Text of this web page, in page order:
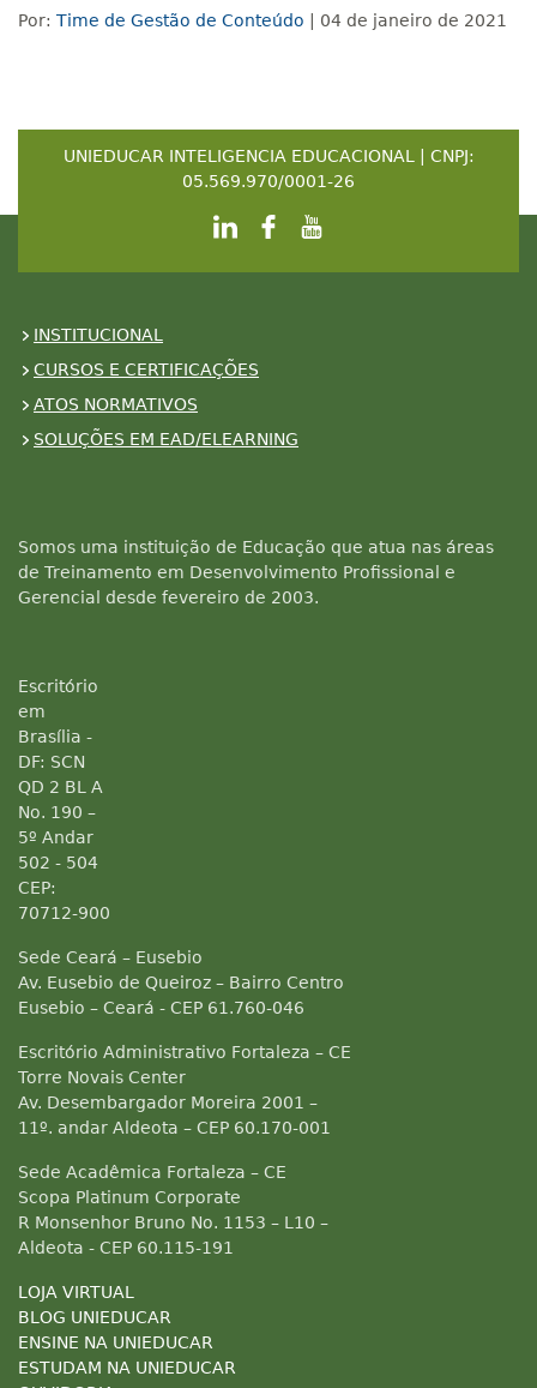
Por: Time de Gestão de Conteúdo | 04 de janeiro de 2021
UNIEDUCAR INTELIGENCIA EDUCACIONAL | CNPJ:
05.569.970/0001-26
INSTITUCIONAL
CURSOS E CERTIFICAÇÕES
ATOS NORMATIVOS
SOLUÇÕES EM EAD/ELEARNING
Somos uma instituição de Educação que atua nas áreas
de Treinamento em Desenvolvimento Profissional e
Gerencial desde fevereiro de 2003.
Escritório
em
Brasília -
DF: SCN
QD 2 BL A
No. 190 –
5º Andar
502 - 504
CEP:
70712-900
Sede Ceará – Eusebio
Av. Eusebio de Queiroz – Bairro Centro
Eusebio – Ceará - CEP 61.760-046
Escritório Administrativo Fortaleza – CE
Torre Novais Center
Av. Desembargador Moreira 2001 –
11º. andar Aldeota – CEP 60.170-001
Sede Acadêmica Fortaleza – CE
Scopa Platinum Corporate
R Monsenhor Bruno No. 1153 – L10 –
Aldeota - CEP 60.115-191
LOJA VIRTUAL
BLOG UNIEDUCAR
ENSINE NA UNIEDUCAR
ESTUDAM NA UNIEDUCAR